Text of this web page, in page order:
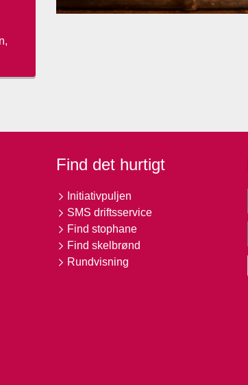
Find det hurtigt
Initiativpuljen
SMS driftsservice
Find stophane
Find skelbrønd
Rundvisning